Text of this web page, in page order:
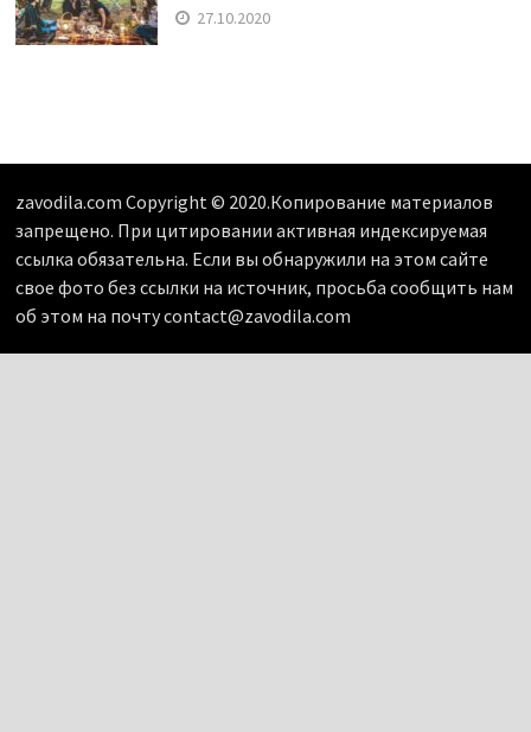
27.10.2020
zavodila.com Copyright © 2020.Копирование материалов
запрещено. При цитировании активная индексируемая
ссылка обязательна. Если вы обнаружили на этом сайте
свое фото без ссылки на источник, просьба сообщить нам
об этом на почту contact@zavodila.com